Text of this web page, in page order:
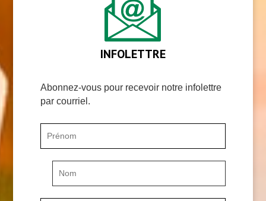
INFOLETTRE
Abonnez-vous pour recevoir notre infolettre
par courriel.